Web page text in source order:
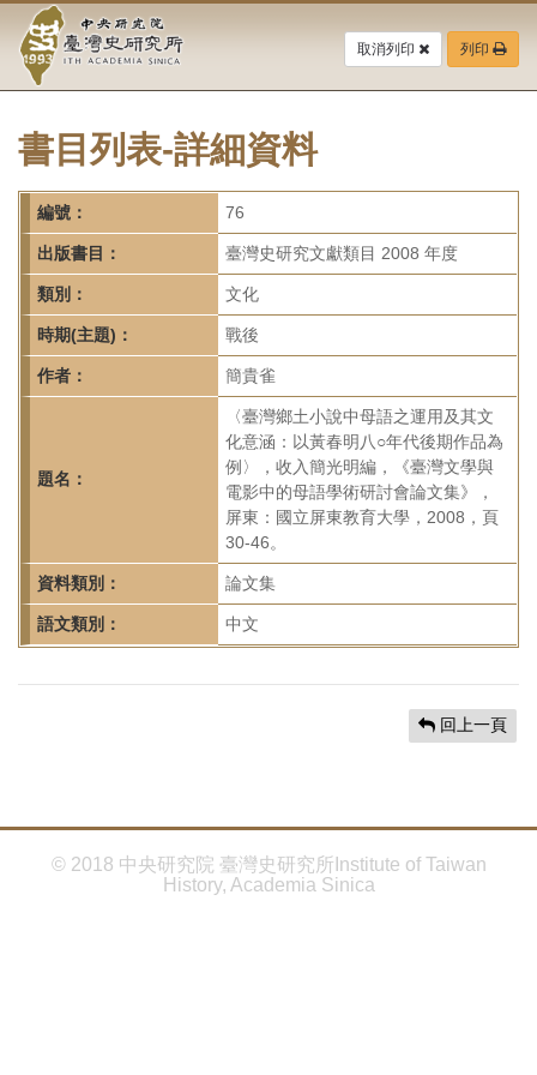
要
中
央
研
究
院-
臺
灣
史
研
所-
頁
取消列印 列印
書目列表-詳細資料
編號： 76
出版書目： 臺灣史研究文獻類目 2008 年度
類別： 文化
時期(主題)： 戰後
作者： 簡貴雀
題名：
〈臺灣鄉土小說中母語之運用及其文
化意涵：以黃春明八○年代後期作品為
例〉，收入簡光明編，《臺灣文學與
電影中的母語學術研討會論文集》，
屏東：國立屏東教育大學，2008，頁
30-46。
資料類別： 論文集
語文類別： 中文
回上一頁
© 2018 中央研究院 臺灣史研究所Institute of Taiwan
History, Academia Sinica